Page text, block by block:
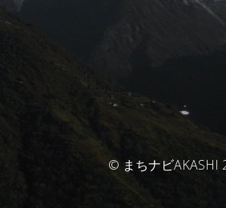
© まちナビAKASHI